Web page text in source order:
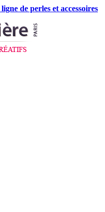
de perles et accessoires